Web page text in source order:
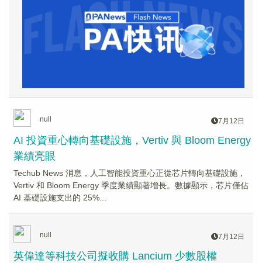
null 7月12日
AI 投資重心轉向基礎設施，Vertiv 與 Bloom Energy
業績亮眼
Techub News 消息，人工智能投資重心正從芯片轉向基礎設施，
Vertiv 和 Bloom Energy 季度業績顯著增長。數據顯示，芯片僅佔
AI 基礎設施支出的 25%...
null 7月12日
英偉達等科技公司擬收購 Lancium 少數股權